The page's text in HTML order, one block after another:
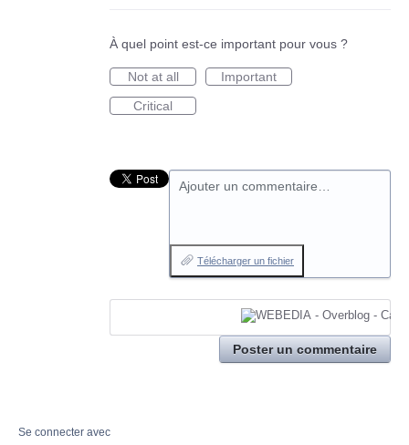
À quel point est-ce important pour vous ?
Not at all
Important
Critical
Ajouter un commentaire…
Télécharger un fichier
Poster un commentaire
Se connecter avec